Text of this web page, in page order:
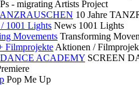
- migrating Artists Project
10 Jahre
1001 Lights News 1001 Lights
Movements Transforming
Filmprojekte Aktionen /
DANCE ACADEMY SCREEN
Pop Me Up